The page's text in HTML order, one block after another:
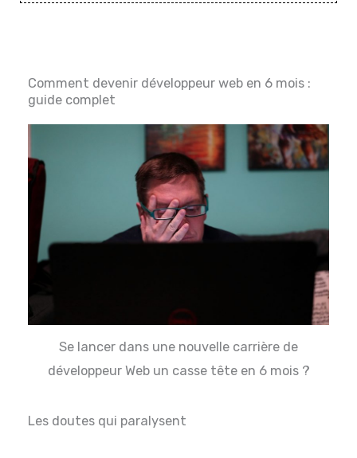
Comment devenir développeur web en 6 mois :
guide complet
Se lancer dans une nouvelle carrière de
développeur Web un casse tête en 6 mois ?
Les doutes qui paralysent